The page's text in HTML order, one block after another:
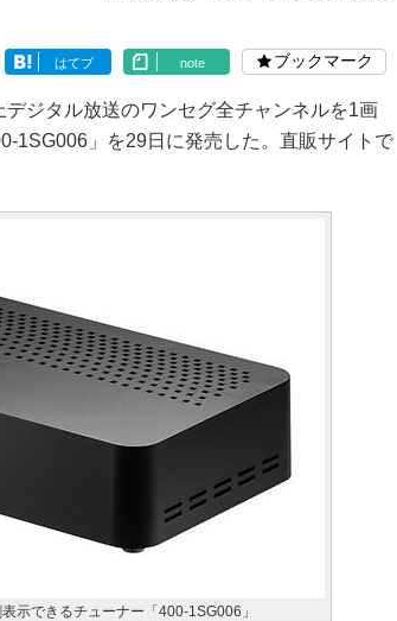
はてブ note ブックマーク
ジタル放送のワンセグ全チャンネルを1画
1SG006」を29日に発売した。直販サイトで
示できるチューナー「400-1SG006」